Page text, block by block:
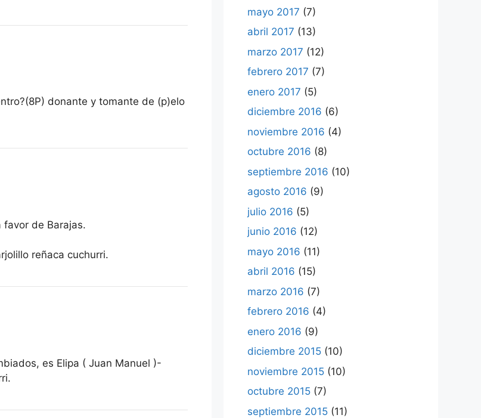
donante y tomante de (p)elo
de Barajas.
reñaca cuchurri.
es Elipa ( Juan Manuel )-
mayo 2017 (7)
abril 2017 (13)
marzo 2017 (12)
febrero 2017 (7)
enero 2017 (5)
diciembre 2016 (6)
noviembre 2016 (4)
octubre 2016 (8)
septiembre 2016 (10)
agosto 2016 (9)
julio 2016 (5)
junio 2016 (12)
mayo 2016 (11)
abril 2016 (15)
marzo 2016 (7)
febrero 2016 (4)
enero 2016 (9)
diciembre 2015 (10)
noviembre 2015 (10)
octubre 2015 (7)
septiembre 2015 (11)